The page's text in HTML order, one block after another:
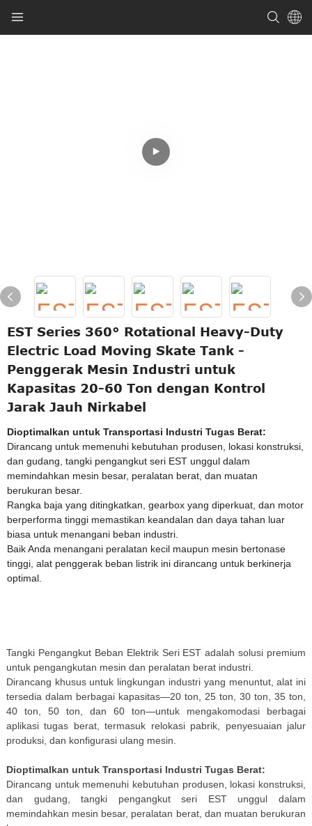
EST Series 360° Rotational Heavy-Duty
Electric Load Moving Skate Tank -
Penggerak Mesin Industri untuk
Kapasitas 20-60 Ton dengan Kontrol
Jarak Jauh Nirkabel
Dioptimalkan untuk Transportasi Industri Tugas Berat:
Dirancang untuk memenuhi kebutuhan produsen, lokasi konstruksi,
dan gudang, tangki pengangkut seri EST unggul dalam
memindahkan mesin besar, peralatan berat, dan muatan
berukuran besar.
Rangka baja yang ditingkatkan, gearbox yang diperkuat, dan motor
berperforma tinggi memastikan keandalan dan daya tahan luar
biasa untuk menangani beban industri.
Baik Anda menangani peralatan kecil maupun mesin bertonase
tinggi, alat penggerak beban listrik ini dirancang untuk berkinerja
optimal.
Tangki Pengangkut Beban Elektrik Seri EST adalah solusi premium
untuk pengangkutan mesin dan peralatan berat industri.
Dirancang khusus untuk lingkungan industri yang menuntut, alat ini
tersedia dalam berbagai kapasitas—20 ton, 25 ton, 30 ton, 35 ton,
40 ton, 50 ton, dan 60 ton—untuk mengakomodasi berbagai
aplikasi tugas berat, termasuk relokasi pabrik, penyesuaian jalur
produksi, dan konfigurasi ulang mesin.
Dioptimalkan untuk Transportasi Industri Tugas Berat:
Dirancang untuk memenuhi kebutuhan produsen, lokasi konstruksi,
dan gudang, tangki pengangkut seri EST unggul dalam
memindahkan mesin besar, peralatan berat, dan muatan berukuran